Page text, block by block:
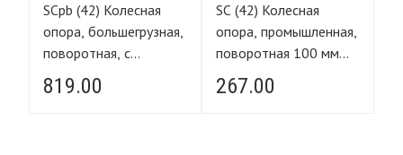
SCpb (42) Колесная
опора, большегрузная,
поворотная, с
тормозом
(полиуретан) 100 мм
819.00
SC (42) Колесная
опора, промышленная,
поворотная 100 мм
(грузопод.70кг)
267.00